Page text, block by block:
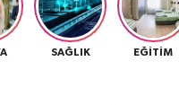
SAĞLIK EĞITIM
Fikstür